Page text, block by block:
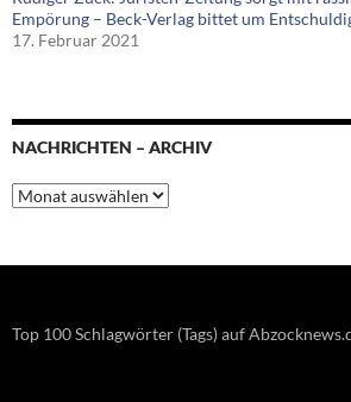
Empörung – Beck-Verlag bittet um
17. Februar 2021
NACHRICHTEN – ARCHIV
Nachrichten
–
Top 100 Schlagwörter (Tags) auf